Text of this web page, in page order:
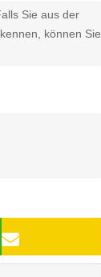
Sie aus der
können Sie